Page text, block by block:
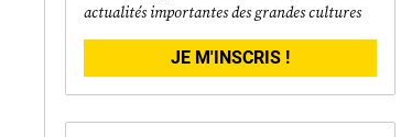
actualités importantes des grandes cultures
JE M'INSCRIS !